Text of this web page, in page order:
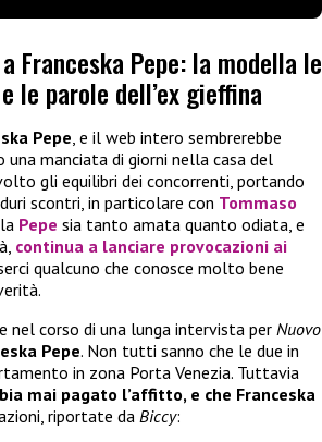
Franceska Pepe: la modella le
le parole dell’ex gieffina
Pepe, e il web intero sembrerebbe
manciata di giorni nella casa del
gli equilibri dei concorrenti, portando
scontri, in particolare con Tommaso
Pepe sia tanto amata quanto odiata, e
continua a lanciare provocazioni ai
qualcuno che conosce molto bene
nel corso di una lunga intervista per Nuovo
Pepe. Non tutti sanno che le due in
in zona Porta Venezia. Tuttavia
mai pagato l’affitto, e che Franceska
riportate daBiccy: